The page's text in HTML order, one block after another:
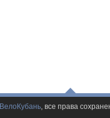
ВелоКубань, все права